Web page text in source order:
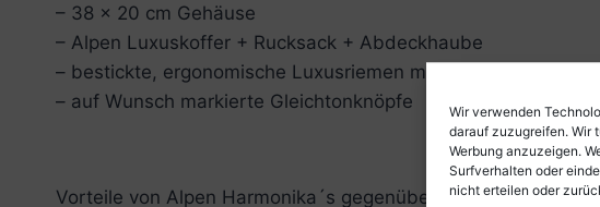
Wir verwenden
darauf zuzugreifen. Wir
Werbung anzuzeigen.
Surfverhalten oder
nicht erteilen oder
– 38 x 20 cm Gehäuse
– Alpen Luxuskoffer + Rucksack + Abdeckhaube
– bestickte, ergonomische Luxusriemen mit Rückenverbinder
– auf Wunsch markierte Gleichtonknöpfe
Vorteile von Alpen Harmonika´s gegenüber anderer